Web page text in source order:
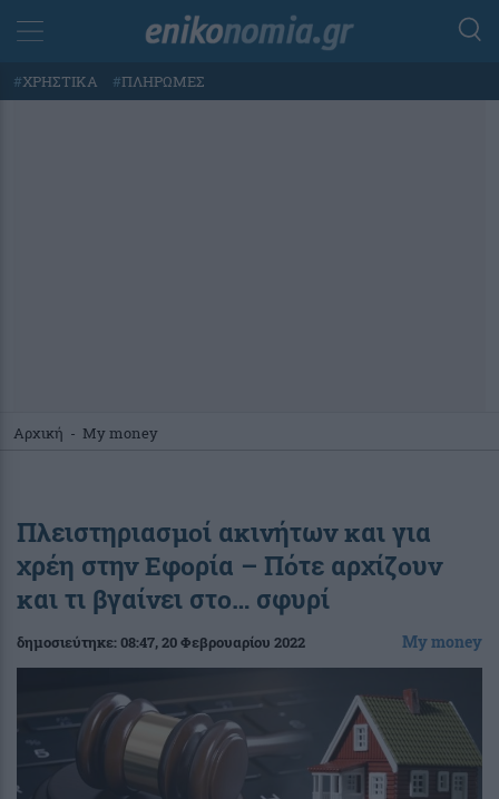
#ΧΡΗΣΤΙΚΑ #ΠΛΗΡΩΜΕΣ
Αρχική - My money
Πλειστηριασμοί ακινήτων και για
χρέη στην Εφορία – Πότε αρχίζουν
και τι βγαίνει στο… σφυρί
δημοσιεύτηκε:08:47, 20 Φεβρουαρίου 2022 My money